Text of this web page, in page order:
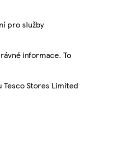
pro služby
informace. To
Tesco Stores Limited